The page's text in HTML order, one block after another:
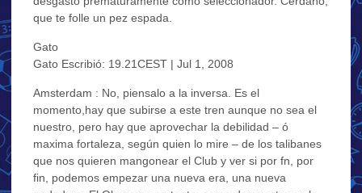
que te folle un pez espada.
Gato
Gato Escribió: 19.21CEST | Jul 1, 2008
Amsterdam : No, piensalo a la inversa. Es el
momento,hay que subirse a este tren aunque no sea el
nuestro, pero hay que aprovechar la debilidad – ó
maxima fortaleza, según quien lo mire – de los talibanes
que nos quieren mangonear el Club y ver si por fn, por
fin, podemos empezar una nueva era, una nueva